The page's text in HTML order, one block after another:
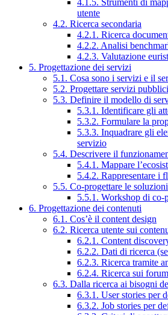
utente
4.2. Ricerca secondaria
4.2.1. Ricerca
4.2.2. Analisi
4.2.3. Valutazione
5. Progettazione dei servizi
5.1. Cosa sono i servizi e il
5.2. Progettare servizi
5.3. Definire il modello di
5.3.1. Identificare gli
5.3.2. Formulare la
5.3.3. Inquadrare gli
servizio
5.4. Descrivere il
5.4.1. Mappare
5.4.2. Rappresentare i
5.5. Co-progettare le soluzioni
5.5.1. Workshop di co-
6. Progettazione dei contenuti
6.1. Cos’è il content design
6.2. Ricerca utente sui
6.2.1. Content
6.2.2. Dati di ricerca
6.2.3. Ricerca tramite
6.2.4. Ricerca sui forum
6.3. Dalla ricerca ai bisogni
6.3.1. User stories per
6.3.2. Job stories per